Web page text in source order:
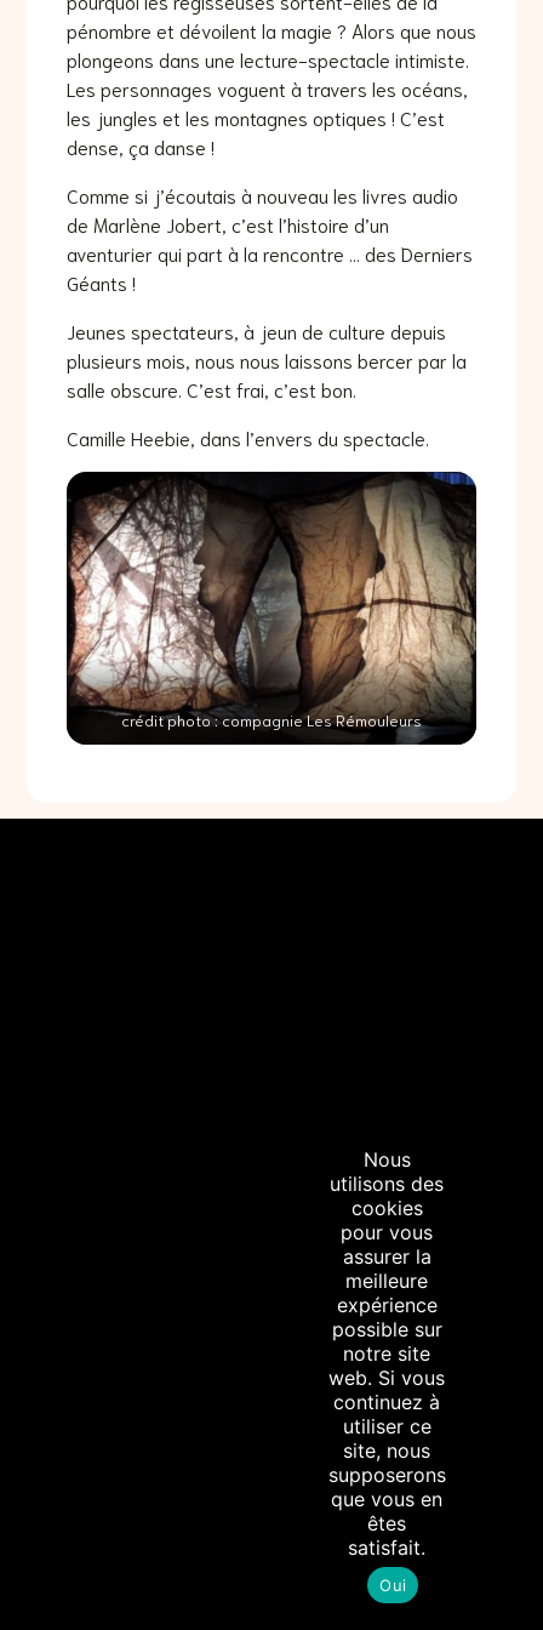
pénombre et dévoilent la magie ? Alors que nous
plongeons dans une lecture-spectacle intimiste.
Les personnages voguent à travers les océans,
les jungles et les montagnes optiques ! C’est
dense, ça danse !
Comme si j’écoutais à nouveau les livres audio
de Marlène Jobert, c’est l’histoire d’un
aventurier qui part à la rencontre … des Derniers
Géants !
Jeunes spectateurs, à jeun de culture depuis
plusieurs mois, nous nous laissons bercer par la
salle obscure. C’est frai, c’est bon.
Camille Heebie, dans l’envers du spectacle.
crédit photo : compagnie Les Rémouleurs
Nous
utilisons des
cookies
pour vous
assurer la
meilleure
expérience
possible sur
notre site
web. Si vous
continuez à
utiliser ce
site, nous
supposerons
que vous en
êtes
satisfait.
Oui